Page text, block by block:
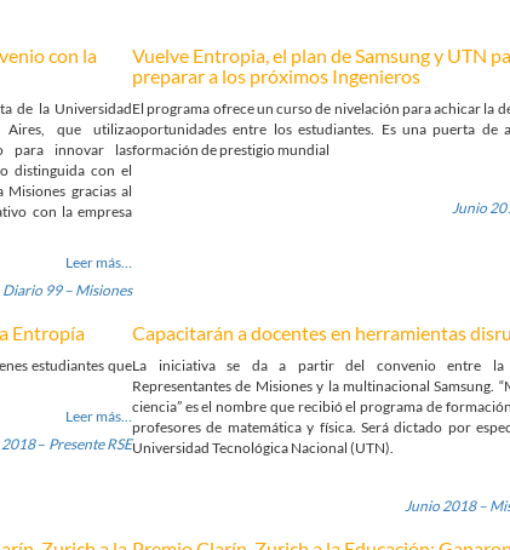
con la
de la Universidad
Aires, que utiliza
para innovar las
distinguida con el
gracias al
con la empresa
Leer más…
99 – Misiones
Vuelve Entropia, el plan de Samsung y UTN
preparar a los próximos Ingenieros
El programa ofrece un curso de nivelación para achicar la
oportunidades entre los estudiantes. Es una puerta de
formación de prestigio mundial
Junio
Entropía
estudiantes que
Leer más…
– Presente RSE
Capacitarán a docentes en herramientas
La iniciativa se da a partir del convenio entre la
Representantes de Misiones y la multinacional Samsung.
ciencia” es el nombre que recibió el programa de
profesores de matemática y física. Será dictado por
Universidad Tecnológica Nacional (UTN).
Junio 2018 –